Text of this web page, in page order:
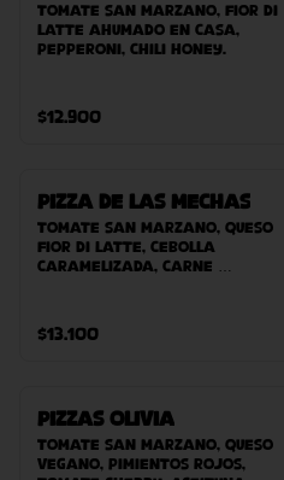
Tomate san marzano, fior di
latte ahumado en casa,
pepperoni, chili honey.
$12.900
Pizza de las Mechas
Tomate San Marzano, queso
Fior Di Latte, cebolla
caramelizada, carne
$13.100
Pizzas Olivia
Tomate San Marzano, Queso
Vegano, pimientos rojos,